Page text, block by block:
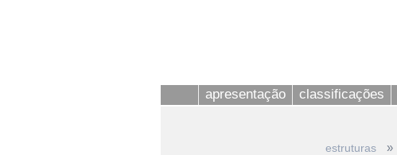
apresentação classificações
estruturas »